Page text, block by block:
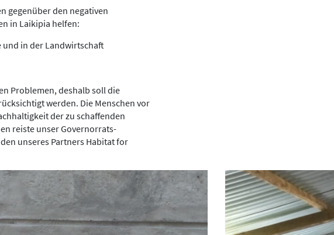
gegenüber den negativen
in Laikipia helfen:
und in der Landwirtschaft
Problemen, deshalb soll die
werden. Die Menschen vor
der zu schaffenden
reiste unser Governorrats-
unseres Partners Habitat for